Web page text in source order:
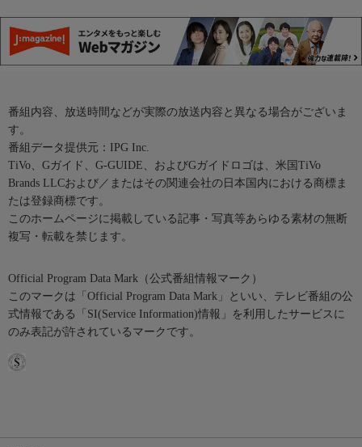
番組内容、放送時間などが実際の放送内容と異なる場合がございま
す。
番組データ提供元：IPG Inc.
TiVo、Gガイド、G-GUIDE、およびGガイドロゴは、米国TiVo
Brands LLCおよび／またはその関連会社の日本国内における商標ま
たは登録商標です。
このホームページに掲載している記事・写真等あらゆる素材の無断
複写・転載を禁じます。
Official Program Data Mark（公式番組情報マーク）
このマークは「Official Program Data Mark」といい、テレビ番組の公
式情報である「SI(Service Information)情報」を利用したサービスに
のみ表記が許されているマークです。